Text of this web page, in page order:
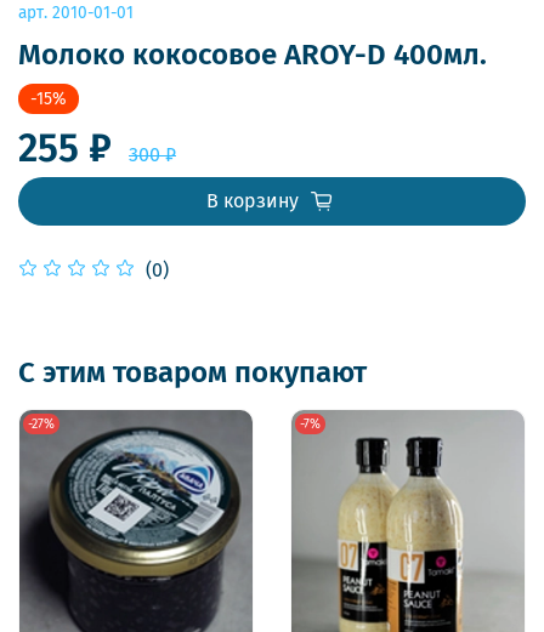
арт. 2010-01-01
Молоко кокосовое AROY-D 400мл.
(0)
-15%
255 ₽
300 ₽
В корзину
С этим товаром покупают
-27% -7%